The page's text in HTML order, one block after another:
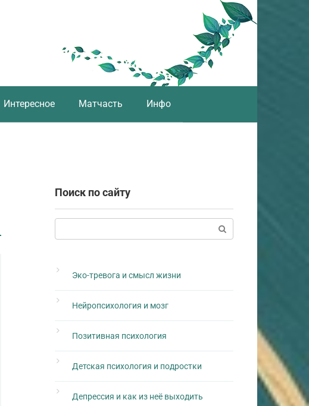
Интересное Матчасть Инфо
Поиск по сайту
Эко-тревога и смысл жизни
Нейропсихология и мозг
Позитивная психология
Детская психология и подростки
Депрессия и как из неё выходить